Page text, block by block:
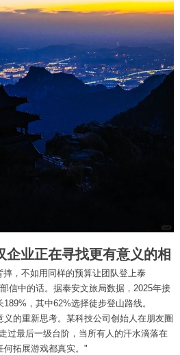
企业正在寻找更有意义的相
，不如用同样的预算让团队登上泰
信中的话。据泰安文旅局数据，2025年接
，其中62%选择徒步登山路线。
的重新思考。某科技公司创始人在朋友圈
过最后一级台阶，当所有人的汗水滴落在
何拓展游戏都真实。"